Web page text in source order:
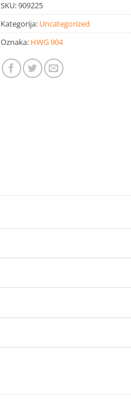
SKU:909225
Kategorija: Uncategorized
Oznaka: HWG 904